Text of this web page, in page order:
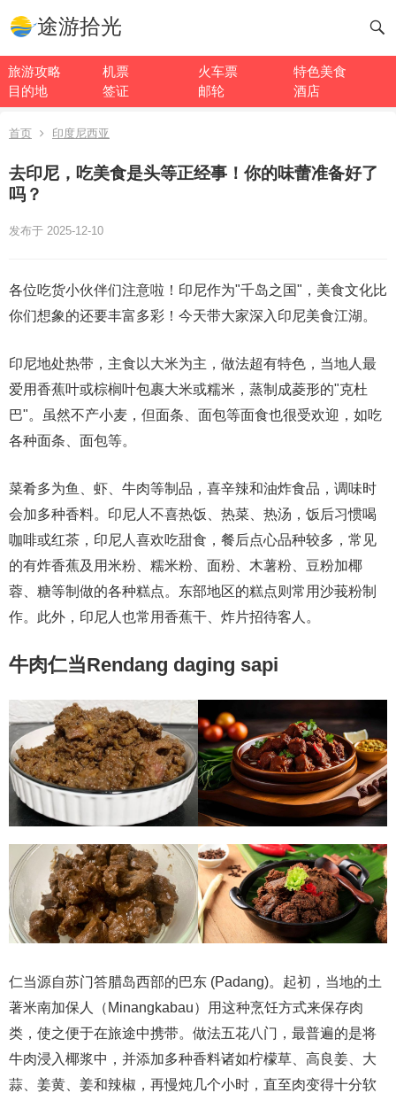
途游拾光
旅游攻略 机票 火车票
特色美食
目的地
签证 邮轮 酒店
首页 印度尼西亚
去印尼，吃美食是头等正经事！你的味蕾准备好了
吗？
发布于 2025-12-10
各位吃货小伙伴们注意啦！印尼作为"千岛之国"，美食文化比
你们想象的还要丰富多彩！今天带大家深入印尼美食江湖。
印尼地处热带，主食以大米为主，做法超有特色，当地人最
爱用香蕉叶或棕榈叶包裹大米或糯米，蒸制成菱形的"克杜
巴"。虽然不产小麦，但面条、面包等面食也很受欢迎，如吃
各种面条、面包等。
菜肴多为鱼、虾、牛肉等制品，喜辛辣和油炸食品，调味时
会加多种香料。印尼人不喜热饭、热菜、热汤，饭后习惯喝
咖啡或红茶，印尼人喜欢吃甜食，餐后点心品种较多，常见
的有炸香蕉及用米粉、糯米粉、面粉、木薯粉、豆粉加椰
蓉、糖等制做的各种糕点。东部地区的糕点则常用沙莪粉制
作。此外，印尼人也常用香蕉干、炸片招待客人。
牛肉仁当Rendang daging sapi
仁当源自苏门答腊岛西部的巴东 (Padang)。起初，当地的土
著米南加保人（Minangkabau）用这种烹饪方式来保存肉
类，使之便于在旅途中携带。做法五花八门，最普遍的是将
牛肉浸入椰浆中，并添加多种香料诸如柠檬草、高良姜、大
蒜、姜黄、姜和辣椒，再慢炖几个小时，直至肉变得十分软